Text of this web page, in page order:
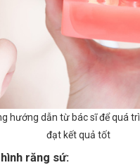
hướng dẫn từ bác sĩ để quá
đạt kết quả tốt
răng sứ: